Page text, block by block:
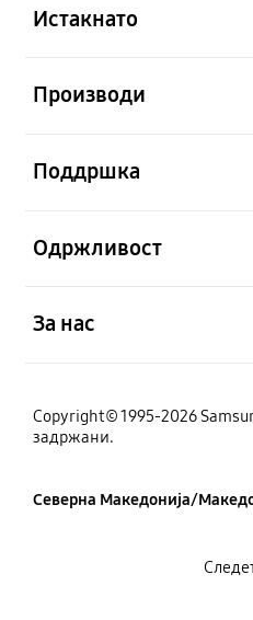
Истакнато
Производи
Поддршка
Одржливост
За нас
Copyright© 1995-2026
задржани.
Северна Македонија/